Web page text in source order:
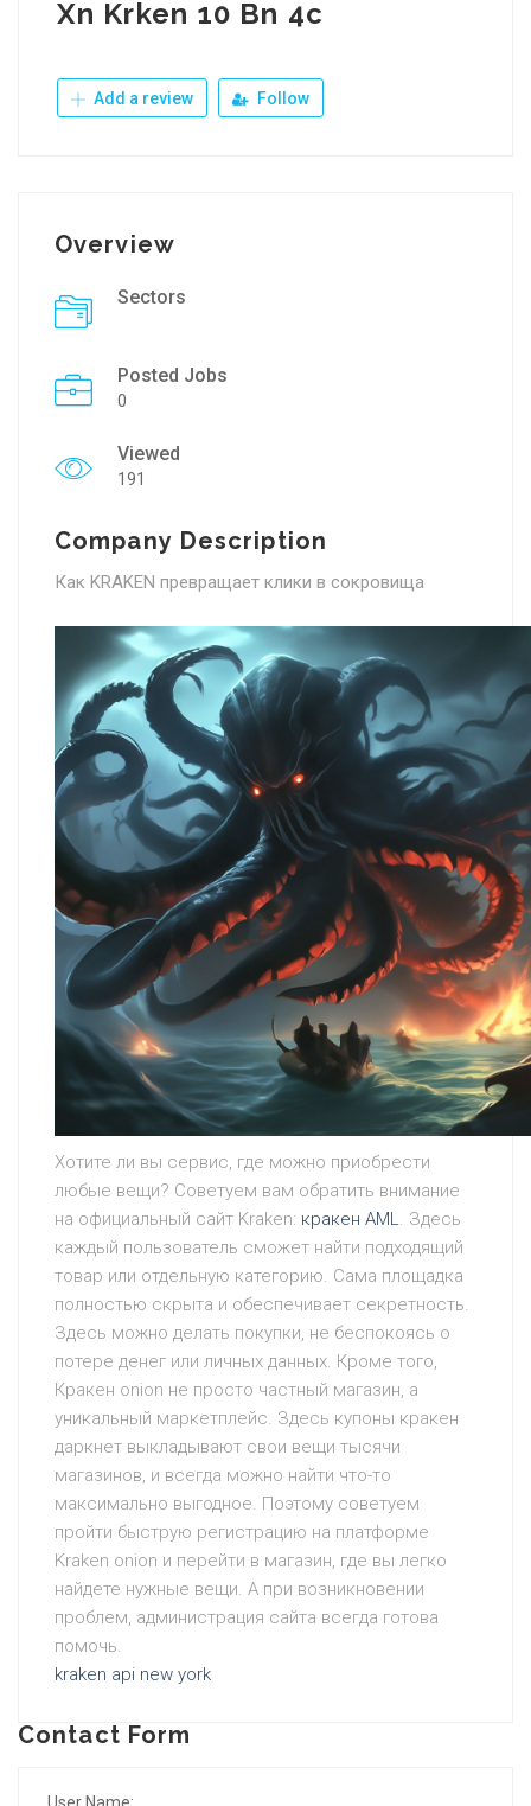
Xn Krken 10 Bn 4c
Add a review Follow
Overview
Sectors
Posted Jobs
0
Viewed
191
Company Description
Как KRAKEN превращает клики в сокровища
Хотите ли вы сервис, где можно приобрести
любые вещи? Советуем вам обратить внимание
на официальный сайт Kraken: кракен AML. Здесь
каждый пользователь сможет найти подходящий
товар или отдельную категорию. Сама площадка
полностью скрыта и обеспечивает секретность.
Здесь можно делать покупки, не беспокоясь о
потере денег или личных данных. Кроме того,
Кракен onion не просто частный магазин, а
уникальный маркетплейс. Здесь купоны кракен
даркнет выкладывают свои вещи тысячи
магазинов, и всегда можно найти что-то
максимально выгодное. Поэтому советуем
пройти быструю регистрацию на платформе
Kraken onion и перейти в магазин, где вы легко
найдете нужные вещи. А при возникновении
проблем, администрация сайта всегда готова
помочь.
kraken api new york
Contact Form